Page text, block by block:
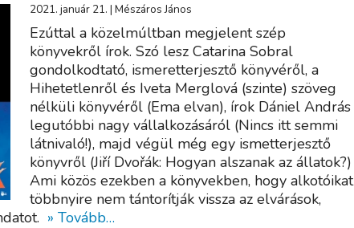
2021. január 21. | Mészáros János
Ezúttal a közelmúltban megjelent szép
könyvekről írok. Szó lesz Catarina Sobral
gondolkodtató, ismeretterjesztő könyvéről, a
Hihetetlenről és Iveta Merglová (szinte) szöveg
nélküli könyvéről (Ema elvan), írok Dániel András
legutóbbi nagy vállalkozásáról (Nincs itt semmi
látnivaló!), majd végül még egy ismetterjesztő
könyvről (Jiří Dvořák: Hogyan alszanak az állatok?)
Ami közös ezekben a könyvekben, hogy alkotóikat
többnyire nem tántorítják vissza az elvárások,
» Tovább…